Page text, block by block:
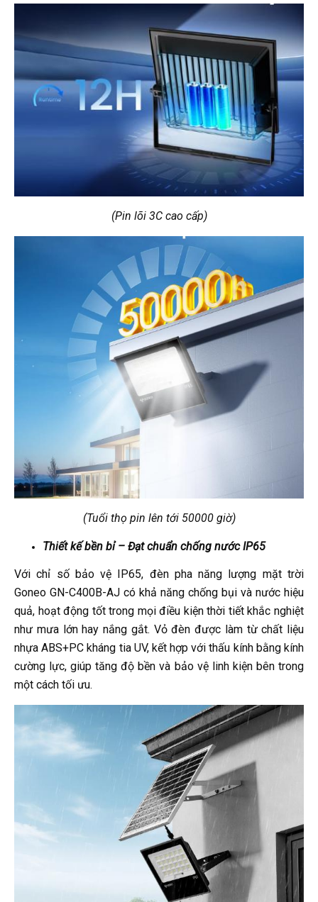
(Pin lõi 3C cao cấp)
(Tuổi thọ pin lên tới 50000 giờ)
Thiết kế bền bỉ – Đạt chuẩn chống nước IP65
Với chỉ số bảo vệ IP65, đèn pha năng lượng mặt trời
Goneo GN-C400B-AJ có khả năng chống bụi và nước hiệu
quả, hoạt động tốt trong mọi điều kiện thời tiết khắc nghiệt
như mưa lớn hay nắng gắt. Vỏ đèn được làm từ chất liệu
nhựa ABS+PC kháng tia UV, kết hợp với thấu kính bằng kính
cường lực, giúp tăng độ bền và bảo vệ linh kiện bên trong
một cách tối ưu.